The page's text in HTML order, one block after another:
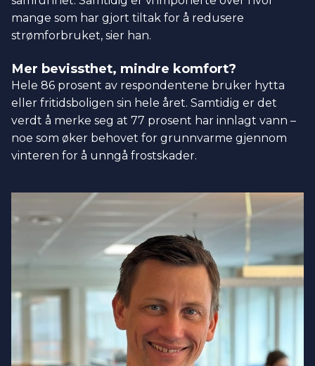
mange som har gjort tiltak for å redusere
strømforbruket, sier han.
Mer bevissthet, mindre komfort?
Hele 86 prosent av respondentene bruker hytta
eller fritidsboligen sin hele året. Samtidig er det
verdt å merke seg at 77 prosent har innlagt vann –
noe som øker behovet for grunnvarme gjennom
vinteren for å unngå frostskader.